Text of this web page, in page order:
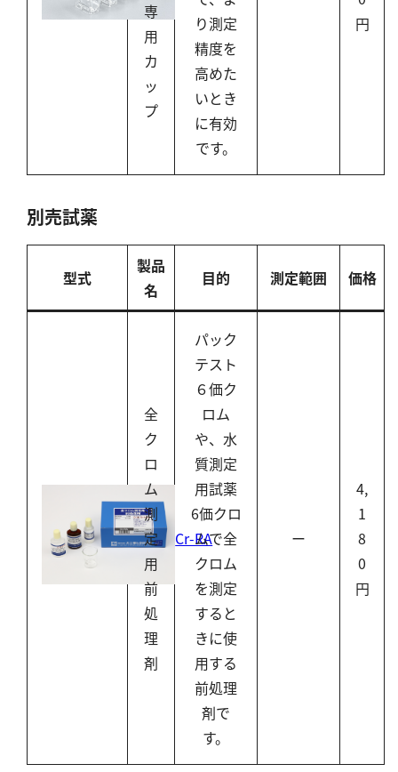
専
用
カ
ッ
プ
り測定
精度を
高めた
いとき
に有効
です。
円
別売試薬
型式
製品
名
目的 測定範囲 価格
Cr-RA
全
ク
ロ
ム
測
定
用
前
処
理
剤
パック
テスト
６価ク
ロム
や、水
質測定
用試薬
6価クロ
ムで全
クロム
を測定
すると
きに使
用する
前処理
剤で
す。
ー
4,
1
8
0
円